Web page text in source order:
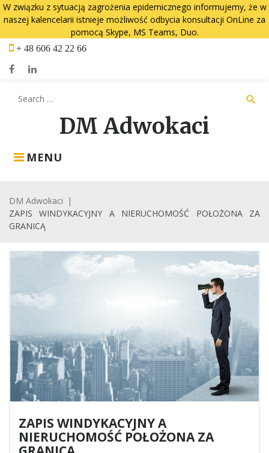
W związku z sytuacją zagrożenia epidemicznego informujemy, że w
naszej kalencelarii istnieje możliwość odbycia konsultacji OnLine za
pomocą Skype, MS Teams, Duo.
Skip
content
+ 48 606 42 22 66
DM Adwokaci
MENU
Search
search
DM Adwokaci
|
ZAPIS WINDYKACYJNY A NIERUCHOMOŚĆ POŁOŻONA ZA
GRANICĄ
ZAPIS WINDYKACYJNY A
NIERUCHOMOŚĆ POŁOŻONA ZA